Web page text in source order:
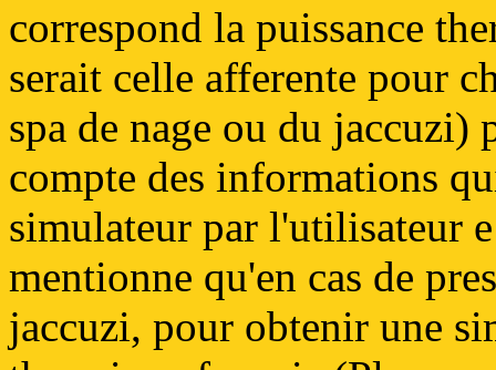
correspond la puissance
serait celle afferente pour
spa de nage ou du jaccuzi)
compte des informations
simulateur par l'utilisateur
mentionne qu'en cas de
jaccuzi, pour obtenir une